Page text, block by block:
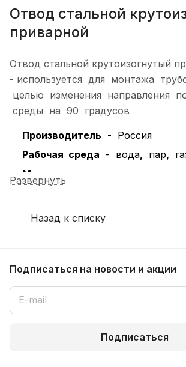
Отвод стальной
приварной
Отвод стальной крутоизогнутый
- используется для монтажа
целью изменения направления
среды на 90 градусов
Производитель - Россия
Рабочая среда - вода, пар,
Максимальная температура
= + 175°С
Трубные заготовки оцинкованные
бочата, отводы, переходы) и
муфты) можно купить в Перми или
Развернуть
Назад к списку
Подписаться на новости и акции
Подписаться